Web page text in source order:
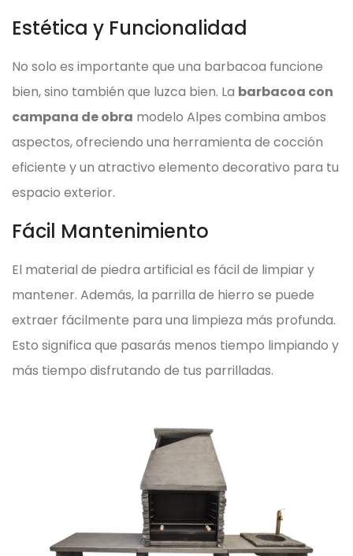
Estética y Funcionalidad
No solo es importante que una barbacoa funcione
bien, sino también que luzca bien. La barbacoa con
campana de obra modelo Alpes combina ambos
aspectos, ofreciendo una herramienta de cocción
eficiente y un atractivo elemento decorativo para tu
espacio exterior.
Fácil Mantenimiento
El material de piedra artificial es fácil de limpiar y
mantener. Además, la parrilla de hierro se puede
extraer fácilmente para una limpieza más profunda.
Esto significa que pasarás menos tiempo limpiando y
más tiempo disfrutando de tus parrilladas.